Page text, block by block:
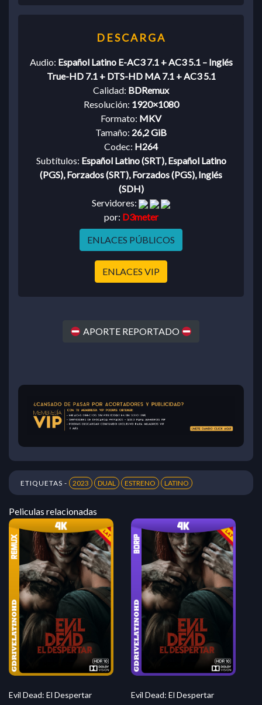
Audio: Español Latino E-AC3 7.1 + AC3 5.1 – Inglés
True-HD 7.1 + DTS-HD MA 7.1 + AC3 5.1
Calidad: BDRemux
Resolución: 1920×1080
Formato: MKV
Tamaño: 26,2 GiB
Codec: H264
Subtítulos: Español Latino (SRT), Español Latino
(PGS), Forzados (SRT), Forzados (PGS), Inglés
(SDH)
Servidores:
por: D3meter
ENLACES PÚBLICOS
ENLACES VIP
APORTE REPORTADO
ETIQUETAS - 2023 DUAL ESTRENO LATINO
Peliculas relacionadas
Evil Dead: El Despertar Evil Dead: El Despertar